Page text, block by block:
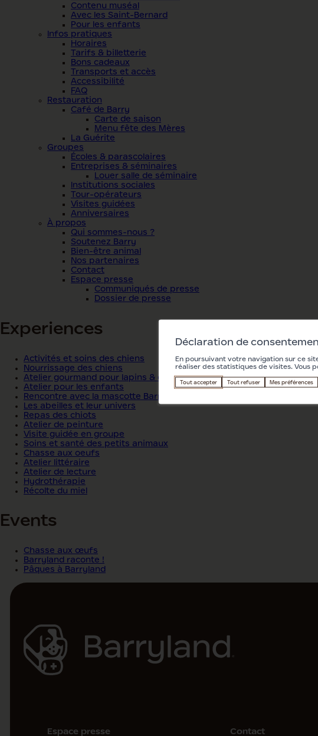
Contenu muséal
Avec les Saint-Bernard
Pour les enfants
Infos pratiques
Horaires
Tarifs & billetterie
Bons cadeaux
Transports et accès
Accessibilité
FAQ
Restauration
Café de Barry
Carte de saison
Menu fête des Mères
La Guérite
Groupes
Écoles & parascolaires
Entreprises & séminaires
Louer salle de séminaire
Institutions sociales
Tour-opérateurs
Visites guidées
Anniversaires
À propos
Qui sommes-nous ?
Soutenez Barry
Bien-être animal
Nos partenaires
Contact
Espace presse
Communiqués de presse
Dossier de presse
Experiences
Activités et soins des chiens
Nourrissage des chiens
Atelier gourmand pour lapins & co
Atelier pour les enfants
Rencontre avec la mascotte Barry
Les abeilles et leur univers
Repas des chiots
Atelier de peinture
Visite guidée en groupe
Soins et santé des petits animaux
Chasse aux oeufs
Atelier littéraire
Atelier de lecture
Hydrothérapie
Récolte du miel
Events
Chasse aux œufs
Barryland raconte !
Pâques à Barryland
Espace presse Contact
Déclaration de
En poursuivant votre navigation sur ce
réaliser des statistiques de visites. Vous
Tout accepter Tout refuser Mes préférences